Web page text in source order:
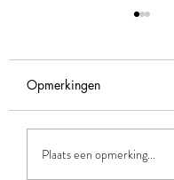
Je goed voelen als
norm..
Opmerkingen
Plaats een opmerking...